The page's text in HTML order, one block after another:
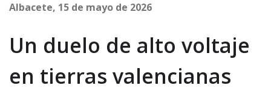
Albacete, 15 de mayo de 2026
Un duelo de alto voltaje
en tierras valencianas